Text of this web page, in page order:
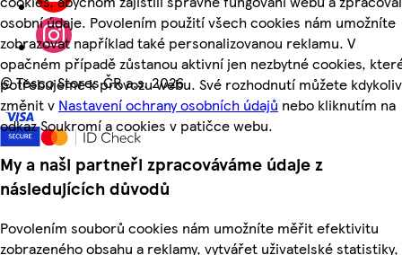
osobní údaje. Povolením použití všech cookies nám umožníte
zobrazovat například také personalizovanou reklamu. V
opačném případě zůstanou aktivní jen nezbytné cookies,
potřebujeme k provozu webu. Své rozhodnutí můžete kdykoliv
změnit v Nastavení ochrany osobních údajů nebo kliknutím na
odkaz Soukromí a cookies v patičce webu.
My a naši partneři zpracováváme údaje z
následujících důvodů
Povolením souborů cookies nám umožníte měřit efektivitu
zobrazeného obsahu a reklamy, vytvářet uživatelské statistiky,
©Tesco Stores ČR a.s. 2026